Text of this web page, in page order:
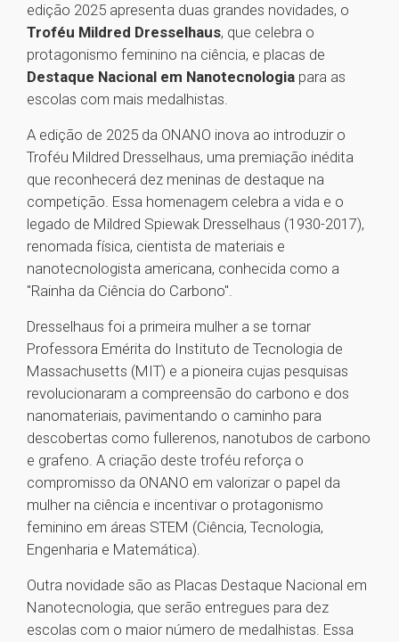
edição 2025 apresenta duas grandes novidades, o
Troféu Mildred Dresselhaus, que celebra o
protagonismo feminino na ciência, e placas de
Destaque Nacional em Nanotecnologia para as
escolas com mais medalhistas.
A edição de 2025 da ONANO inova ao introduzir o
Troféu Mildred Dresselhaus, uma premiação inédita
que reconhecerá dez meninas de destaque na
competição. Essa homenagem celebra a vida e o
legado de Mildred Spiewak Dresselhaus (1930-2017),
renomada física, cientista de materiais e
nanotecnologista americana, conhecida como a
"Rainha da Ciência do Carbono".
Dresselhaus foi a primeira mulher a se tornar
Professora Emérita do Instituto de Tecnologia de
Massachusetts (MIT) e a pioneira cujas pesquisas
revolucionaram a compreensão do carbono e dos
nanomateriais, pavimentando o caminho para
descobertas como fullerenos, nanotubos de carbono
e grafeno. A criação deste troféu reforça o
compromisso da ONANO em valorizar o papel da
mulher na ciência e incentivar o protagonismo
feminino em áreas STEM (Ciência, Tecnologia,
Engenharia e Matemática).
Outra novidade são as Placas Destaque Nacional em
Nanotecnologia, que serão entregues para dez
escolas com o maior número de medalhistas. Essa